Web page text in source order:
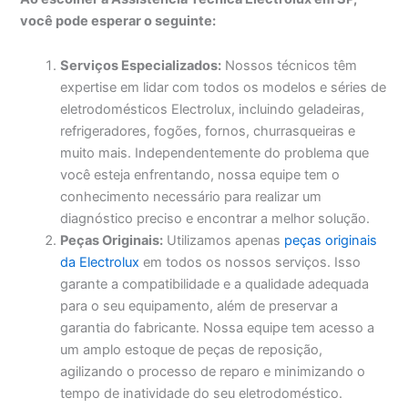
você pode esperar o seguinte:
Serviços Especializados: Nossos técnicos têm
expertise em lidar com todos os modelos e séries de
eletrodomésticos Electrolux, incluindo geladeiras,
refrigeradores, fogões, fornos, churrasqueiras e
muito mais. Independentemente do problema que
você esteja enfrentando, nossa equipe tem o
conhecimento necessário para realizar um
diagnóstico preciso e encontrar a melhor solução.
Peças Originais: Utilizamos apenas peças originais
da Electrolux em todos os nossos serviços. Isso
garante a compatibilidade e a qualidade adequada
para o seu equipamento, além de preservar a
garantia do fabricante. Nossa equipe tem acesso a
um amplo estoque de peças de reposição,
agilizando o processo de reparo e minimizando o
tempo de inatividade do seu eletrodoméstico.